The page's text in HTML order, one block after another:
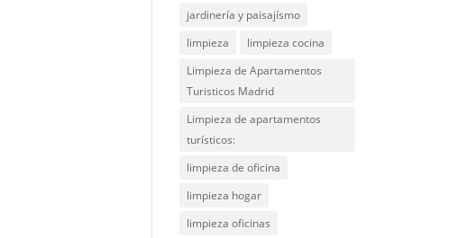
jardinería y paisajísmo
limpieza
limpieza cocina
Limpieza de Apartamentos
Turisticos Madrid
Limpieza de apartamentos
turísticos:
limpieza de oficina
limpieza hogar
limpieza oficinas